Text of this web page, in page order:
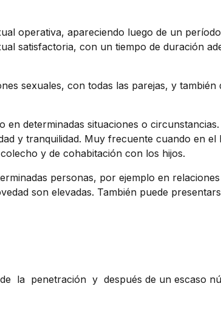
operativa, apareciendo luego de un
satisfactoria, con un tiempo de duración
sexuales, con todas las parejas, y también
en determinadas situaciones o
y tranquilidad. Muy frecuente cuando en el
y de cohabitación con los hijos.
personas, por ejemplo en
son elevadas. También puede
la penetración y después de un escaso